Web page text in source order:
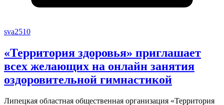
sva2510
«Территория здоровья» приглашает
всех желающих на онлайн занятия
оздоровительной гимнастикой
Липецкая областная общественная организация «Территория